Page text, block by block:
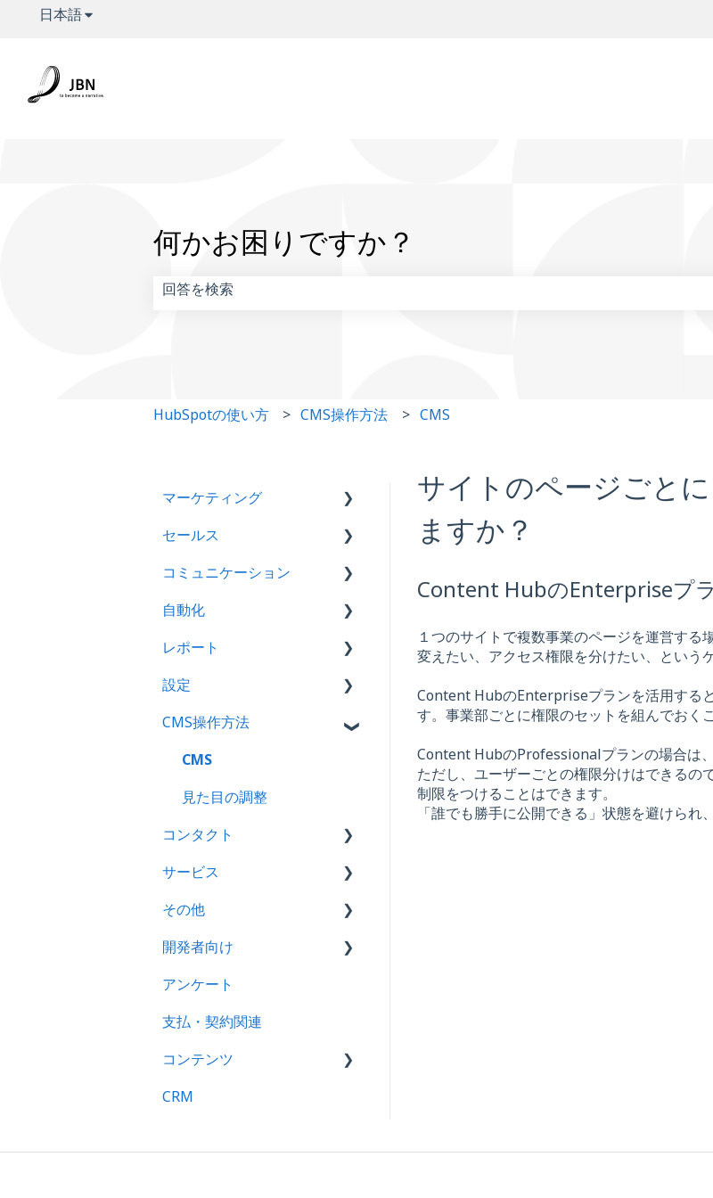
日本語翻訳のサブメニューを表示
何かお困りですか？
HubSpotの使い方 CMS操作方法 CMS
サイトのページごと
ますか？
Content HubのEnterpriseプ
１つのサイトで複数事業のページを運営す
変えたい、アクセス権限を分けたい、という
Content HubのEnterpriseプランを活用する
す。事業部ごとに権限のセットを組んでおく
Content HubのProfessionalプランの場合は
ただし、ユーザーごとの権限分けはできる
制限をつけることはできます。
「誰でも勝手に公開できる」状態を避けられ
マーケティング
キャンペーン
広告
Eメール
ランディングページ
ファイル
フォーム
SEO（検索エンジン最適
化）
ブログ
CTA
セールス
取引
タスク
ミーティング
コミュニケーション
テンプレート
自動化
ワークフロー
レポート
アナリティクスツール
ダッシュボード
レポート
設定
プロパティ
Eメール連携
API連携
メール通知
Eメール
プロスペクト
CRM
リスト
アプリ連携
CMS操作方法
CMS
見た目の調整
コンタクト
コール
アクティビティーフィード
コンタクト
会社
リスト
コンタクトプロパティ
サービス
フィードバックアンケート
ナレッジベース
その他
ファイル
検索結果
ドメイン
MovableType
Shopify
開発者向け
Hubl
アンケート
支払・契約関連
コンテンツ
メンバーシップ
CRM